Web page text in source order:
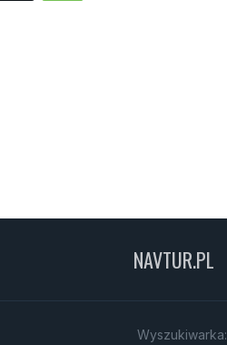
NAVTUR.PL
Wyszukiwarka: